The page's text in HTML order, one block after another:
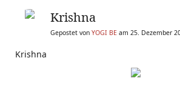
Krishna
Gepostet von YOGI BE am 25. Dezember
Krishna